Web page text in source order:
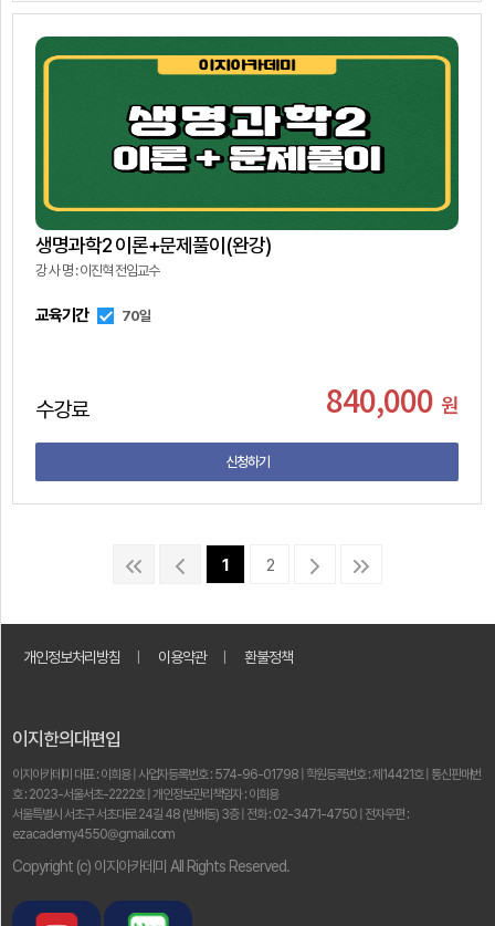
생명과학2 이론+문제풀이(완강)
강 사 명 : 이진혁 전임교수
교육기간 70일
수강료 840,000 원
신청하기
1 2
개인정보처리방침 이용약관 환불정책
이지한의대편입
이지아카데미 대표 : 이희용 | 사업자등록번호 : 574-96-01798 | 학원등록번호 : 제14421호 | 통신판매번
호 : 2023-서울서초-2222호 | 개인정보관리책임자 : 이희용
서울특별시 서초구 서초대로 24길 48 (방배동) 3층 | 전화 : 02-3471-4750 | 전자우편 :
ezacademy4550@gmail.com
Copyright (c) 이지아카데미 All Rights Reserved.